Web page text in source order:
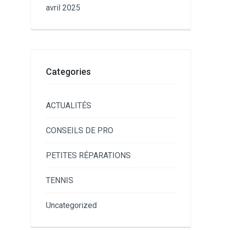
avril 2025
Categories
ACTUALITÉS
CONSEILS DE PRO
PETITES RÉPARATIONS
TENNIS
Uncategorized